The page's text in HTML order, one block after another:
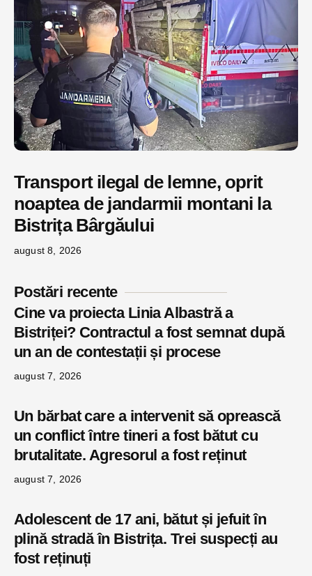
Transport ilegal de lemne, oprit
noaptea de jandarmii montani la
Bistrița Bârgăului
august 8, 2026
Postări recente
Cine va proiecta Linia Albastră a
Bistriței? Contractul a fost semnat după
un an de contestații și procese
august 7, 2026
Un bărbat care a intervenit să oprească
un conflict între tineri a fost bătut cu
brutalitate. Agresorul a fost reținut
august 7, 2026
Adolescent de 17 ani, bătut și jefuit în
plină stradă în Bistrița. Trei suspecți au
fost reținuți